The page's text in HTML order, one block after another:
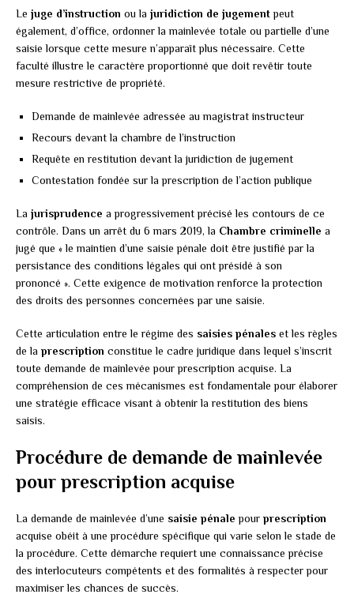
Le juge d’instruction ou la juridiction de jugementpeut
également, d’office, ordonner la mainlevée totale ou partielle d’une
saisie lorsque cette mesure n’apparaît plus nécessaire. Cette
faculté illustre le caractère proportionné que doit revêtir toute
mesure restrictive de propriété.
Demande de mainlevée adressée au magistrat instructeur
Recours devant la chambre de l’instruction
Requête en restitution devant la juridiction de jugement
Contestation fondée sur la prescription de l’action publique
La jurisprudence a progressivement précisé les contours de ce
contrôle. Dans un arrêt du 6 mars 2019, la Chambre criminelle a
jugé que « le maintien d’une saisie pénale doit être justifié par la
persistance des conditions légales qui ont présidé à son
prononcé ». Cette exigence de motivation renforce la protection
des droits des personnes concernées par une saisie.
Cette articulation entre le régime des saisies pénales et les règles
de la prescription constitue le cadre juridique dans lequel s’inscrit
toute demande de mainlevée pour prescription acquise. La
compréhension de ces mécanismes est fondamentale pour élaborer
une stratégie efficace visant à obtenir la restitution des biens
saisis.
Procédure de demande de mainlevée
pour prescription acquise
La demande de mainlevée d’une saisie pénale pour prescription
acquise obéit à une procédure spécifique qui varie selon le stade de
la procédure. Cette démarche requiert une connaissance précise
des interlocuteurs compétents et des formalités à respecter pour
maximiser les chances de succès.